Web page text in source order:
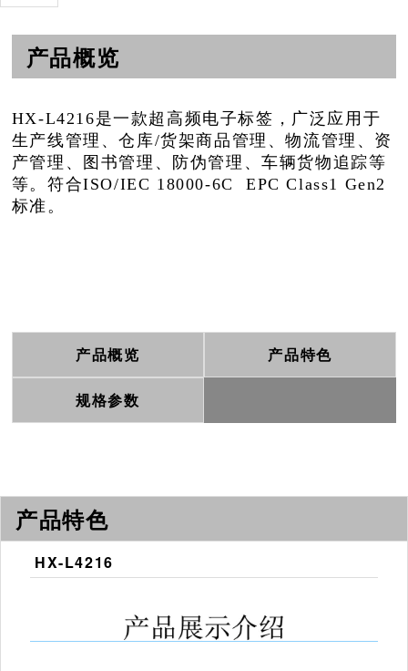
产品概览
HX-L4216是一款超高频电子标签，广泛应用于
生产线管理、仓库/货架商品管理、物流管理、资
产管理、图书管理、防伪管理、车辆货物追踪等
等。符合ISO/IEC 18000-6C EPC Class1 Gen2
标准。
产品概览 产品特色
规格参数
产品特色
HX-L4216